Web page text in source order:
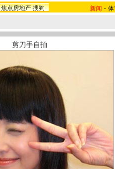
焦点房地产 搜狗 新闻 -
剪刀手自拍